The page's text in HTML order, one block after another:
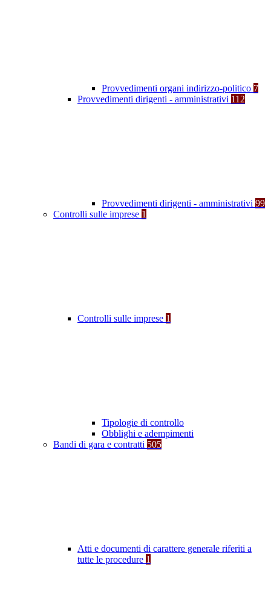
Provvedimenti organi indirizzo-politico 7
Provvedimenti dirigenti - amministrativi 112
Provvedimenti dirigenti - amministrativi 99
Controlli sulle imprese 1
Controlli sulle imprese 1
Tipologie di controllo
Obblighi e adempimenti
Bandi di gara e contratti 505
Atti e documenti di carattere generale riferiti a
tutte le procedure 1